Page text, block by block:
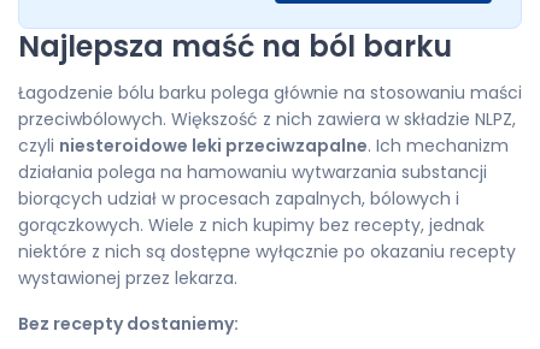
Najlepsza maść na ból barku
Łagodzenie bólu barku polega głównie na stosowaniu maści
przeciwbólowych. Większość z nich zawiera w składzie NLPZ,
czyli niesteroidowe leki przeciwzapalne. Ich mechanizm
działania polega na hamowaniu wytwarzania substancji
biorących udział w procesach zapalnych, bólowych i
gorączkowych. Wiele z nich kupimy bez recepty, jednak
niektóre z nich są dostępne wyłącznie po okazaniu recepty
wystawionej przez lekarza.
Bez recepty dostaniemy: